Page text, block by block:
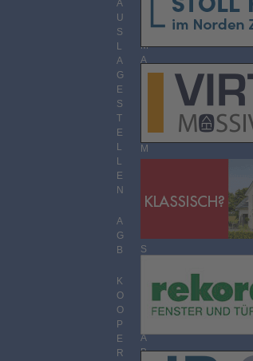
A
U
S
L
A
G
E
S
T
E
L
L
E
N
A
G
B
K
O
O
P
E
R
M
A
M
B
S
A
B